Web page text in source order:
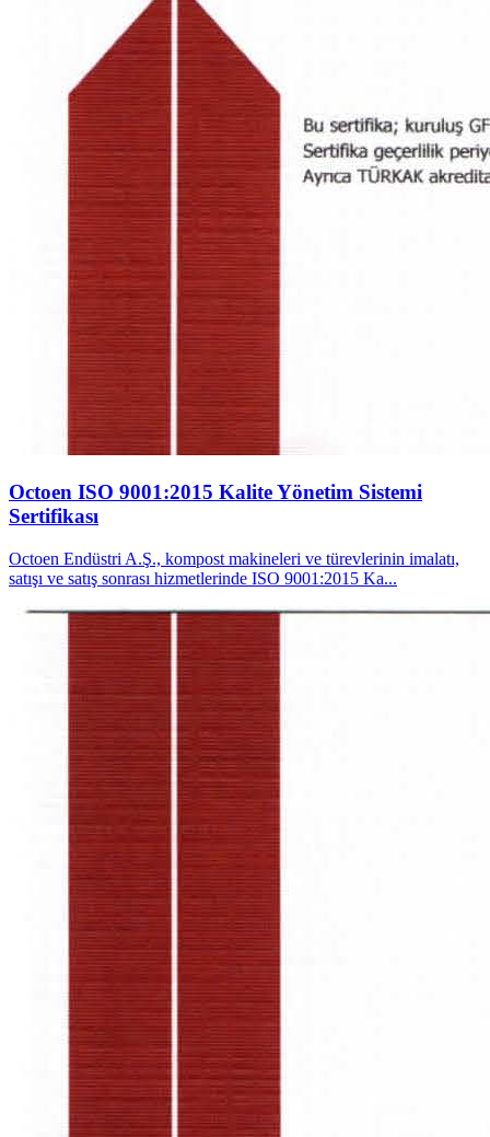
Octoen ISO 9001:2015 Kalite Yönetim Sistemi
Sertifikası
Octoen Endüstri A.Ş., kompost makineleri ve türevlerinin imalatı,
satışı ve satış sonrası hizmetlerinde ISO 9001:2015 Ka...